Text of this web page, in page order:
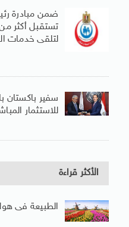
ضمن مبادرة
لتلقى خدمات
سفير باكستان
للاستثمار
الأكثر قراءة
الطبيعة فى